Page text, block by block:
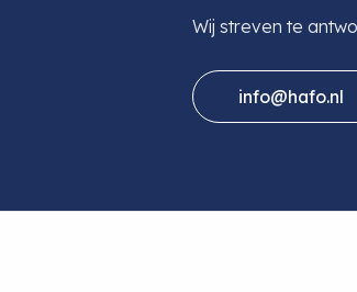
Wij streven te
info@hafo.nl